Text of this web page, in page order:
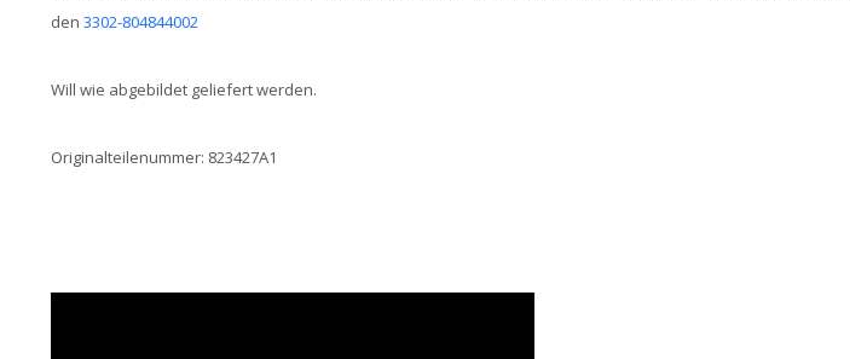
den 3302-804844002
Will wie abgebildet geliefert werden.
Originalteilenummer: 823427A1